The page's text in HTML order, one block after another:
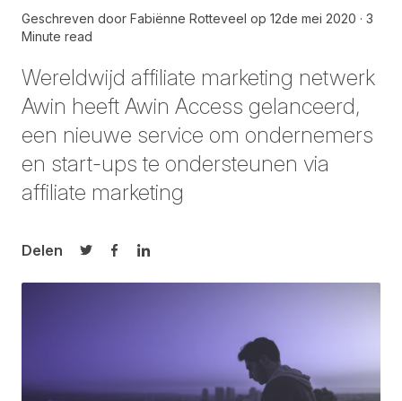
Geschreven door Fabiënne Rotteveel op 12de mei 2020
3
Minute read
Wereldwijd affiliate marketing netwerk
Awin heeft Awin Access gelanceerd,
een nieuwe service om ondernemers
en start-ups te ondersteunen via
affiliate marketing
Delen
Delen op Twitter
Delen op Facebook
Delen op LinkedIn